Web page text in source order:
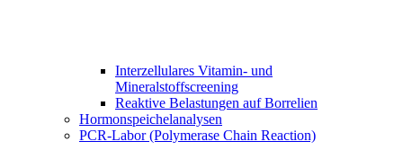
Interzellulares Vitamin- und
Mineralstoffscreening
Reaktive Belastungen auf Borrelien
Hormonspeichelanalysen
PCR-Labor (Polymerase Chain Reaction)